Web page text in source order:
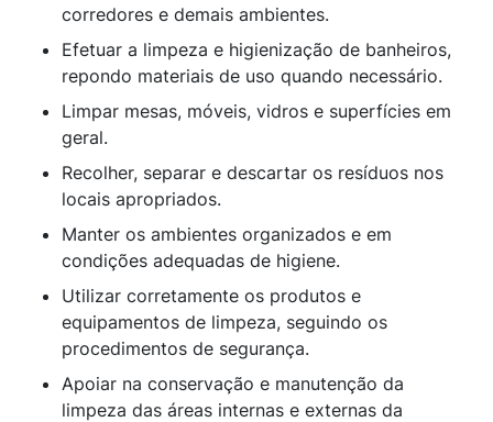
corredores e demais ambientes.
Efetuar a limpeza e higienização de banheiros,
repondo materiais de uso quando necessário.
Limpar mesas, móveis, vidros e superfícies em
geral.
Recolher, separar e descartar os resíduos nos
locais apropriados.
Manter os ambientes organizados e em
condições adequadas de higiene.
Utilizar corretamente os produtos e
equipamentos de limpeza, seguindo os
procedimentos de segurança.
Apoiar na conservação e manutenção da
limpeza das áreas internas e externas da